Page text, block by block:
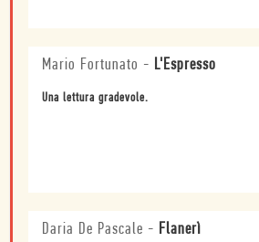
Mario Fortunato - L'Espresso
Una lettura gradevole.
Daria De Pascale - Flanerì